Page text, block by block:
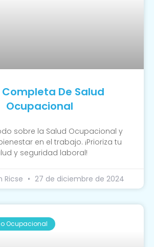
De Salud
Ocupacional
sobre la Salud Ocupacional y
en el trabajo. ¡Prioriza tu
y seguridad laboral!
Ricse 27 de diciembre de 2024
Ocupacional